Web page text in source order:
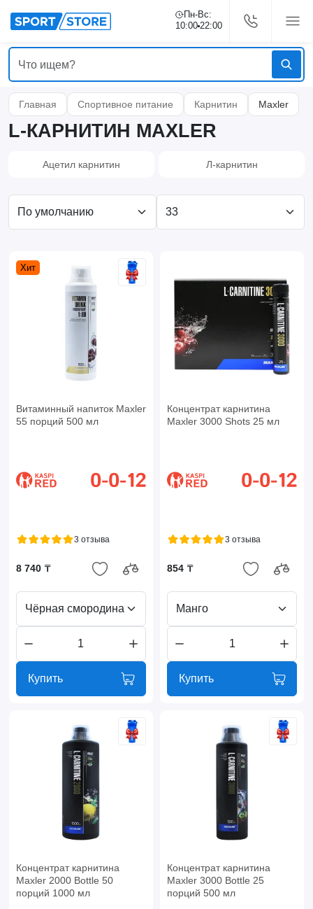
Пн-Вс:
10:00 22:00
Главная Спортивное питание Карнитин Maxler
L-КАРНИТИН MAXLER
Ацетил карнитин Л-карнитин
Хит
Витаминный напиток Maxler
55 порций 500 мл
3 отзыва
8 740 ₸
Чёрная смородина
Купить
Концентрат карнитина
Maxler 3000 Shots 25 мл
3 отзыва
854 ₸
Манго
Купить
Концентрат карнитина
Maxler 2000 Bottle 50
порций 1000 мл
Концентрат карнитина
Maxler 3000 Bottle 25
порций 500 мл